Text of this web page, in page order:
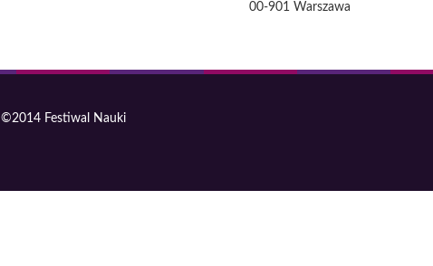
00-901 Warszawa
©2014 Festiwal Nauki